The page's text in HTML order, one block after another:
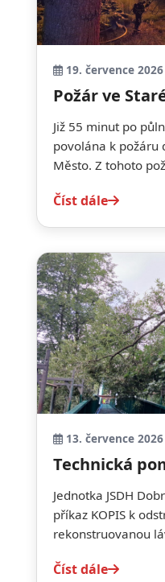
19. července 2026
Požár ve
Již 55 minut po
povolána k požáru
Město. Z tohoto
Číst dále
13. července 2026
Technická
Jednotka JSDH
příkaz KOPIS k
rekonstruovanou
Číst dále